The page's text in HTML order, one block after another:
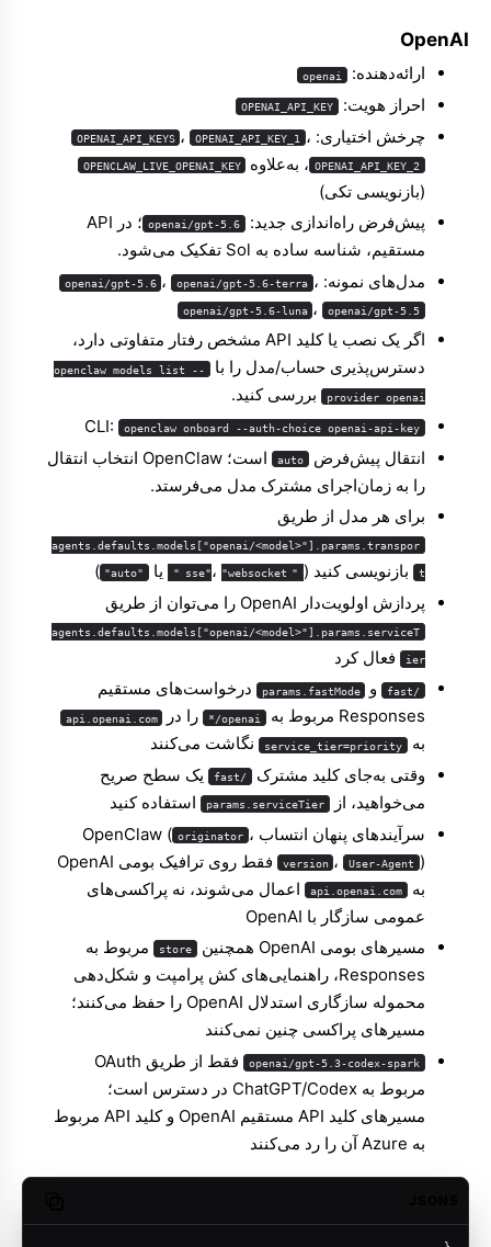
OpenAI
ارائه‌دهنده: openai
احراز هویت: OPENAI_API_KEY
چرخش اختیاری: OPENAI_API_KEYS ، OPENAI_API_KEY_1 ،
OPENAI_API_KEY_2 ، به‌علاوه OPENCLAW_LIVE_OPENAI_KEY
(بازنویسی تکی)
پیش‌فرض راه‌اندازی جدید:
openai/gpt-5.6
؛ در API
مستقیم، شناسه ساده به Sol تفکیک می‌شود.
مدل‌های نمونه:
openai/gpt-5.6 ، openai/gpt-5.6-terra ،
openai/gpt-5.6-luna ، openai/gpt-5.5
اگر یک نصب یا کلید API مشخص رفتار متفاوتی دارد،
دسترس‌پذیری حساب/مدل را با
openclaw models list --
provider openai بررسی کنید.
CLI: openclaw onboard --auth-choice openai-api-key
انتقال پیش‌فرض auto
است؛ OpenClaw انتخاب انتقال
را به زمان‌اجرای مشترک مدل می‌فرستد.
برای هر مدل از طریق
agents.defaults.models["openai/<model>"].params.transpor
t بازنویسی کنید ( "sse" ، "websocket" یا "auto"
)
پردازش اولویت‌دار OpenAI را می‌توان از طریق
agents.defaults.models["openai/<model>"].params.serviceT
ier فعال کرد
/fast و params.fastMode
درخواست‌های مستقیم
Responses مربوط به
openai/* را در api.openai.com
به service_tier=priority نگاشت می‌کنند
وقتی به‌جای کلید مشترک
/fast
یک سطح صریح
می‌خواهید، از
params.serviceTier استفاده کنید
سرآیندهای پنهان انتساب OpenClaw (
originator ،
version ، User-Agent
) فقط روی ترافیک بومی OpenAI
به
api.openai.com اعمال می‌شوند، نه پراکسی‌های
عمومی سازگار با OpenAI
مسیرهای بومی OpenAI همچنین
store مربوط به
Responses، راهنمایی‌های کش پرامپت و شکل‌دهی
محموله سازگاری استدلال OpenAI را حفظ می‌کنند؛
مسیرهای پراکسی چنین نمی‌کنند
openai/gpt-5.3-codex-spark
فقط از طریق OAuth
مربوط به ChatGPT/Codex در دسترس است؛
مسیرهای کلید API مستقیم OpenAI و کلید API مربوط
به Azure آن را رد می‌کنند